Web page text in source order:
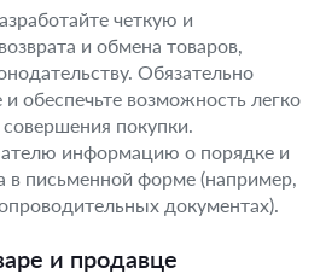
четкую и
и обмена товаров,
Обязательно
и обеспечьте возможность легко
покупки.
информацию о порядке и
в письменной форме (например,
документах).
и продавце